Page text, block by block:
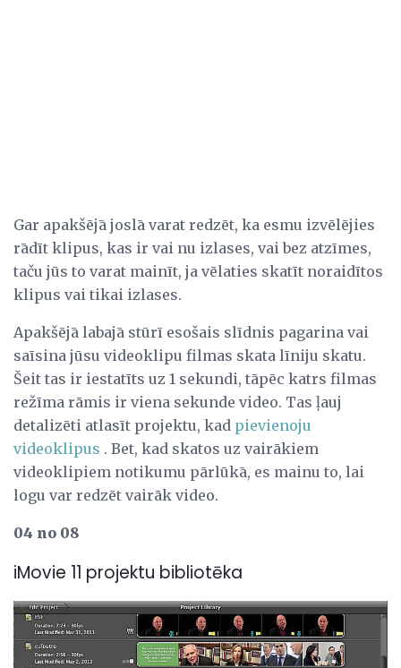
Gar apakšējā joslā varat redzēt, ka esmu izvēlējies
rādīt klipus, kas ir vai nu izlases, vai bez atzīmes,
taču jūs to varat mainīt, ja vēlaties skatīt noraidītos
klipus vai tikai izlases.
Apakšējā labajā stūrī esošais slīdnis pagarina vai
saīsina jūsu videoklipu filmas skata līniju skatu.
Šeit tas ir iestatīts uz 1 sekundi, tāpēc katrs filmas
režīma rāmis ir viena sekunde video. Tas ļauj
detalizēti atlasīt projektu, kad pievienoju
videoklipus . Bet, kad skatos uz vairākiem
videoklipiem notikumu pārlūkā, es mainu to, lai
logu var redzēt vairāk video.
04 no 08
iMovie 11 projektu bibliotēka